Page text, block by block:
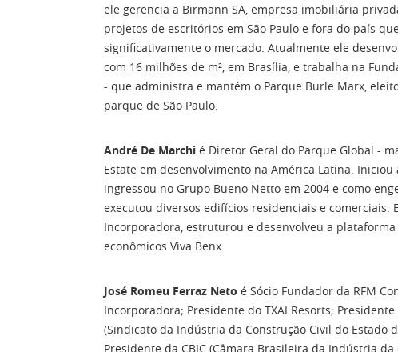
ele gerencia a Birmann SA, empresa imobiliária
projetos de escritórios em São Paulo e fora do país
significativamente o mercado. Atualmente ele
com 16 milhões de m², em Brasília, e trabalha na
- que administra e mantém o Parque Burle Marx,
parque de São Paulo.
André De Marchi é Diretor Geral do Parque Global -
Estate em desenvolvimento na América Latina. Iniciou
ingressou no Grupo Bueno Netto em 2004 e como
executou diversos edifícios residenciais e comerciais.
Incorporadora, estruturou e desenvolveu a
econômicos Viva Benx.
José Romeu Ferraz Neto é Sócio Fundador da RFM
Incorporadora; Presidente do TXAI Resorts; Presidente
(Sindicato da Indústria da Construção Civil do Estado
Presidente da CBIC (Câmara Brasileira da Indústria da